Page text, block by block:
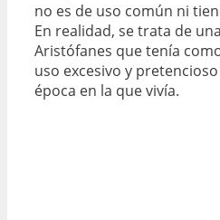
no es de uso común ni
En realidad, se trata de
Aristófanes que tenía
uso excesivo y
época en la que vivía.